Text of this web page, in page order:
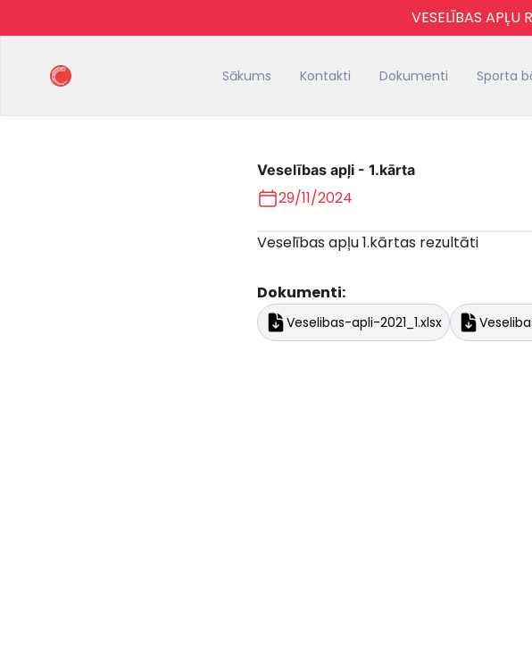
VESELĪBAS APĻU
Sākums Kontakti Dokumenti Sporta
Veselības apļi - 1.kārta
29/11/2024
Veselības apļu 1.kārtas rezultāti
Dokumenti:
Veselibas-apli-2021_1.xlsx